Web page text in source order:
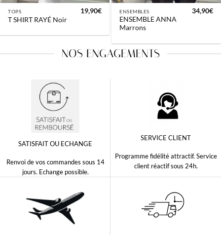
TOPS
T SHIRT RAYÉ Noir
19,90€ ENSEMBLES
ENSEMBLE ANNA
Marrons
34,90€
NOS ENGAGEMENTS
SATISFAIT OU ECHANGE
Renvoi de vos commandes sous 14
jours. Echange possible.
SERVICE CLIENT
Programme fidélité attractif. Service
client réactif sous 24h.